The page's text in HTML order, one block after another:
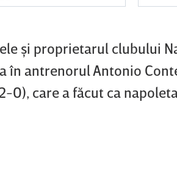
şi proprietarul clubului
în antrenorul Antonio
0), care a făcut ca